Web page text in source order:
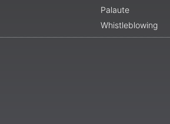
Palaute
Whistleblowing